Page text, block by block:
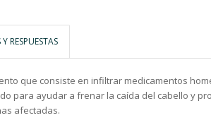
RESPUESTAS
que consiste en infiltrar medicamentos
para ayudar a frenar la caída del cabello y
afectadas.